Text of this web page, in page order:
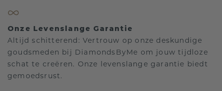
Onze Levenslange Garantie
Altijd schitterend: Vertrouw op onze deskundige
goudsmeden bij DiamondsByMe om jouw tijdloze
schat te creëren. Onze levenslange garantie biedt
gemoedsrust.